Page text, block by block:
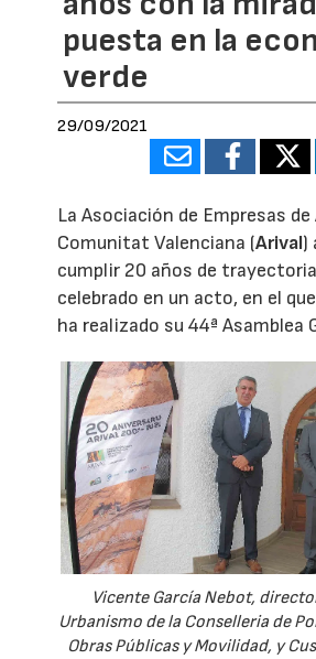
puesta en la
verde
29/09/2021
La Asociación de Empresas de
Comunitat Valenciana (Arival)
cumplir 20 años de
celebrado en un acto, en el
ha realizado su 44ª Asamblea
Vicente García Nebot,
Urbanismo de la Conselleria de
Obras Públicas y Movilidad, y